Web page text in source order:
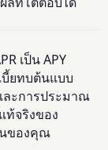
เป็น APY
บี้ยทบต้นแบบ
ะการประมาณ
ท้จริงของ
นของคุณ